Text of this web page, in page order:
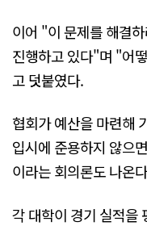
이어 "이 문제를 해결
진행하고 있다"며 "어
고 덧붙였다.
협회가 예산을 마련해
입시에 준용하지 않으
이라는 회의론도 나온
각 대학이 경기 실적을